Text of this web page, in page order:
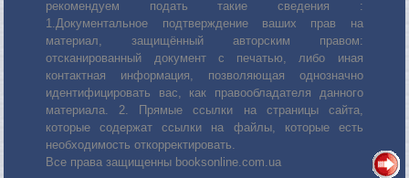
рекомендуем подать такие сведения :
1.Документальное подтверждение ваших прав на
материал, защищённый авторским правом:
отсканированный документ с печатью, либо иная
контактная информация, позволяющая однозначно
идентифицировать вас, как правообладателя данного
материала. 2. Прямые ссылки на страницы сайта,
которые содержат ссылки на файлы, которые есть
необходимость откорректировать.
Все права защищенны booksonline.com.ua